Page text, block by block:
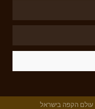
עולם הקפה בישראל